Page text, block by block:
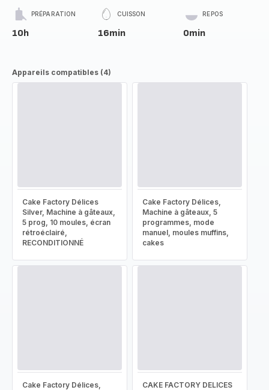
PRÉPARATION
10h
CUISSON
16min
REPOS
0min
Appareils compatibles (4)
Cake Factory Délices
Silver, Machine à gâteaux,
5 prog, 10 moules, écran
rétroéclairé,
RECONDITIONNÉ
Cake Factory Délices,
Machine à gâteaux, 5
programmes, mode
manuel, moules muffins,
cakes
Cake Factory Délices,
CAKE FACTORY DELICES